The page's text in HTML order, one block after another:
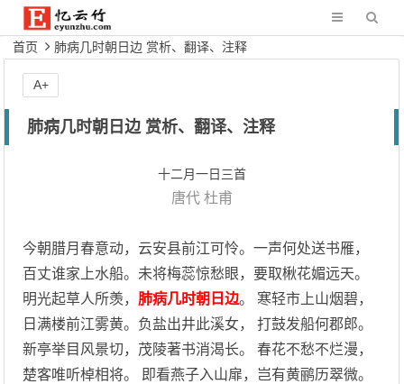
首页 肺病几时朝日边 赏析、翻译、注释
肺病几时朝日边 赏析、翻译、注释
十二月一日三首
唐代 杜甫
今朝腊月春意动，云安县前江可怜。一声何处送书雁，
百丈谁家上水船。未将梅蕊惊愁眼，要取楸花媚远天。
明光起草人所羡， 肺病几时朝日边。 寒轻市上山烟碧，
日满楼前江雾黄。负盐出井此溪女， 打鼓发船何郡郎。
新亭举目风景切，茂陵著书消渴长。 春花不愁不烂漫，
楚客唯听棹相将。 即看燕子入山扉，岂有黄鹂历翠微。
A+